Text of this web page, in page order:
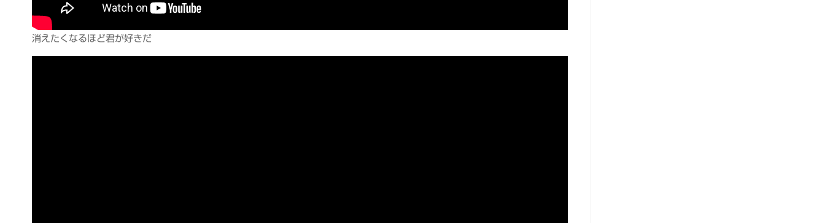
消えたくなるほど君が好きだ